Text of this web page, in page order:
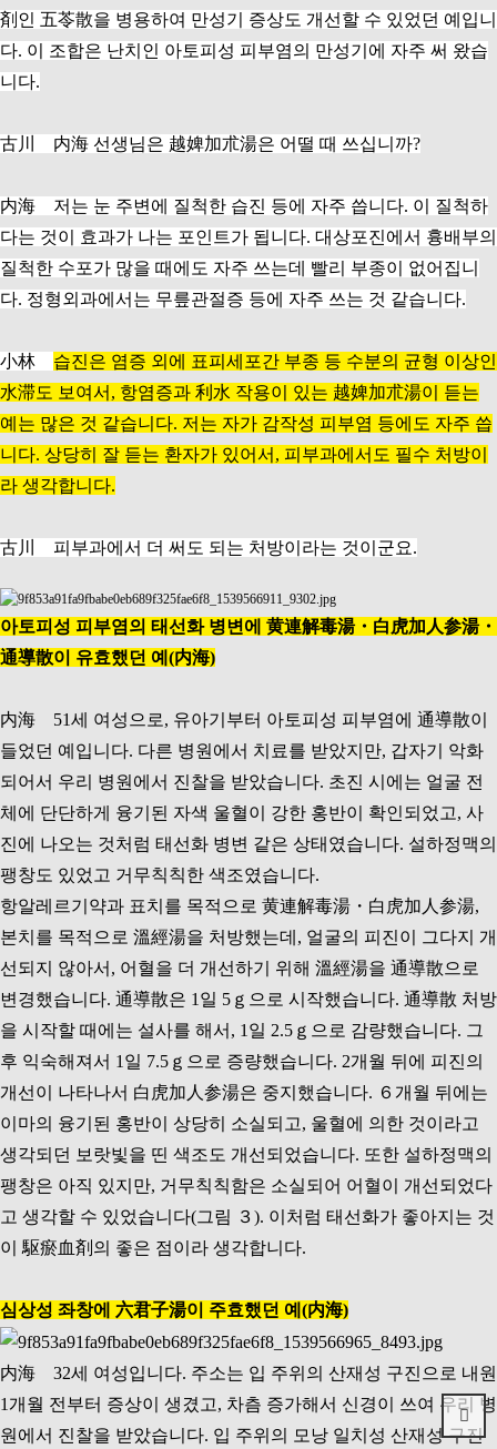
剤인 五苓散을 병용하여 만성기 증상도 개선할 수 있었던 예입니
다. 이 조합은 난치인 아토피성 피부염의 만성기에 자주 써 왔습
니다.
古川 内海 선생님은 越婢加朮湯은 어떨 때 쓰십니까?
内海 저는 눈 주변에 질척한 습진 등에 자주 씁니다. 이 질척하
다는 것이 효과가 나는 포인트가 됩니다. 대상포진에서 흉배부의
질척한 수포가 많을 때에도 자주 쓰는데 빨리 부종이 없어집니
다. 정형외과에서는 무릎관절증 등에 자주 쓰는 것 같습니다.
小林 습진은 염증 외에 표피세포간 부종 등 수분의 균형 이상인
水滞도 보여서, 항염증과 利水 작용이 있는 越婢加朮湯이 듣는
예는 많은 것 같습니다. 저는 자가 감작성 피부염 등에도 자주 씁
니다. 상당히 잘 듣는 환자가 있어서, 피부과에서도 필수 처방이
라 생각합니다.
古川 피부과에서 더 써도 되는 처방이라는 것이군요.
아토피성 피부염의 태선화 병변에 黄連解毒湯・白虎加人参湯・
通導散이 유효했던 예(内海)
内海 51세 여성으로, 유아기부터 아토피성 피부염에 通導散이
들었던 예입니다. 다른 병원에서 치료를 받았지만, 갑자기 악화
되어서 우리 병원에서 진찰을 받았습니다. 초진 시에는 얼굴 전
체에 단단하게 융기된 자색 울혈이 강한 홍반이 확인되었고, 사
진에 나오는 것처럼 태선화 병변 같은 상태였습니다. 설하정맥의
팽창도 있었고 거무칙칙한 색조였습니다.
항알레르기약과 표치를 목적으로 黄連解毒湯・白虎加人参湯,
본치를 목적으로 溫經湯을 처방했는데, 얼굴의 피진이 그다지 개
선되지 않아서, 어혈을 더 개선하기 위해 溫經湯을 通導散으로
변경했습니다. 通導散은 1일 5ｇ으로 시작했습니다. 通導散 처방
을 시작할 때에는 설사를 해서, 1일 2.5ｇ으로 감량했습니다. 그
후 익숙해져서 1일 7.5ｇ으로 증량했습니다. 2개월 뒤에 피진의
개선이 나타나서 白虎加人参湯은 중지했습니다. ６개월 뒤에는
이마의 융기된 홍반이 상당히 소실되고, 울혈에 의한 것이라고
생각되던 보랏빛을 띤 색조도 개선되었습니다. 또한 설하정맥의
팽창은 아직 있지만, 거무칙칙함은 소실되어 어혈이 개선되었다
고 생각할 수 있었습니다(그림 ３). 이처럼 태선화가 좋아지는 것
이 駆瘀血剤의 좋은 점이라 생각합니다.
심상성 좌창에 六君子湯이 주효했던 예(内海)
内海 32세 여성입니다. 주소는 입 주위의 산재성 구진으로 내원
1개월 전부터 증상이 생겼고, 차츰 증가해서 신경이 쓰여 우리 병
원에서 진찰을 받았습니다. 입 주위의 모낭 일치성 산재성 구진